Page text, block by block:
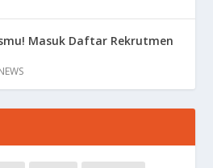
Masuk Daftar Rekrutmen